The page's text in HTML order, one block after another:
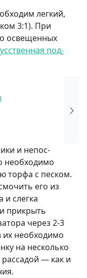
легкий,
3:1). При
освещен­ных
под­
и непос­
необходимо
торфа с песком.
его из
и слегка
прикрыть
через 2-3
их необходимо
на несколько
— как и